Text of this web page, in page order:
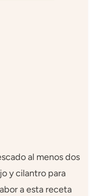
al menos dos
y cilantro para
a esta receta